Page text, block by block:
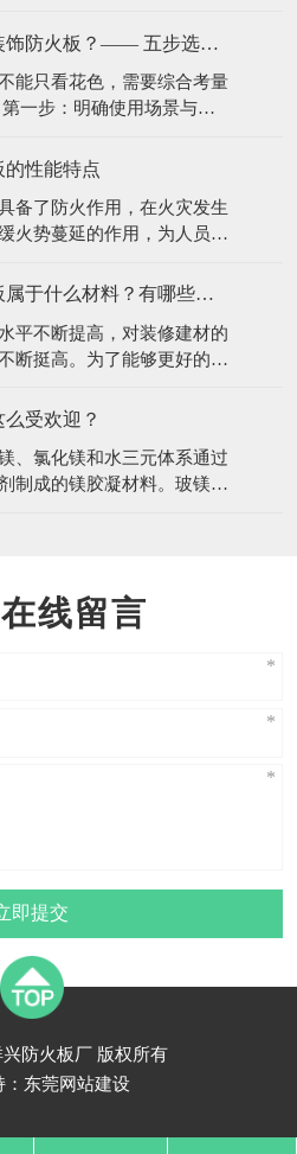
。它本身很薄（0.6mm-
三聚氰胺、酚醛树脂的特种
固化压制而成。 特
如何选择高压装饰防火板？—— 五步选择法
能只看花色，需要综合考量
一步：明确使用场景与核
用场景：推荐关注重点 厨
院：耐化学品腐蚀、抗菌、
店家具：耐磨、耐刮、外
的性能特点
备了防火作用，在火灾发生
火势蔓延的作用，为人员疏
达到B1难燃级别。除了这个
耐老化、无污染、无毒、无
抗冲击性能好。由于是装配
东莞纤维水泥板属于什么材料？有哪些优缺点?
平不断提高，对装修建材的
断挺高。为了能够更好的满
其中一项，其和传统水泥板
泥板有哪些优缺点呢？下面
解纤维水泥板吧。 一、
受欢迎？
、氯化镁和水三元体系通过
制成的镁胶凝材料。玻镁防
燃轻质珍珠岩、化学稳定的
和高性能改性剂。 玻镁
在线留言
即提交
防火板厂 版权所有
东莞网站建设